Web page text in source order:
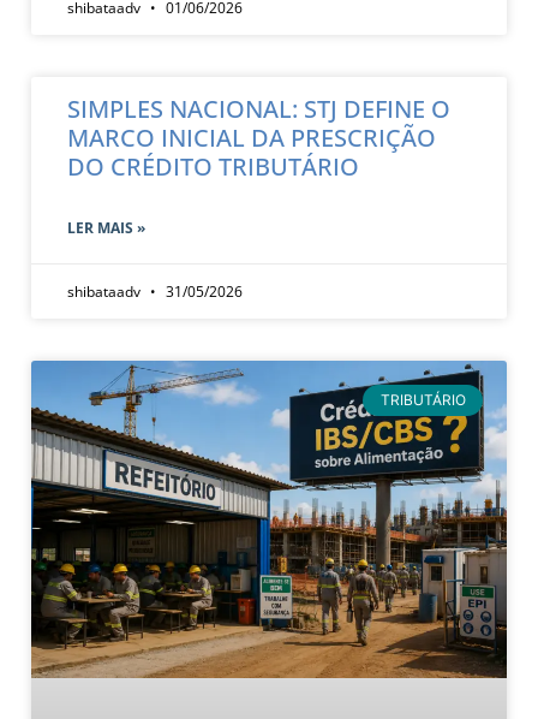
shibataadv 01/06/2026
SIMPLES NACIONAL: STJ DEFINE O
MARCO INICIAL DA PRESCRIÇÃO
DO CRÉDITO TRIBUTÁRIO
LER MAIS »
shibataadv 31/05/2026
TRIBUTÁRIO